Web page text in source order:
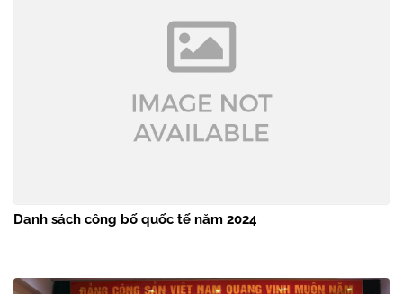
Danh sách công bố quốc tế năm 2024